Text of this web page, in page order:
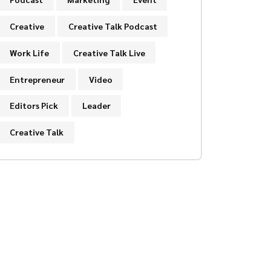
Creative Creative Talk Podcast
Work Life Creative Talk Live
Entrepreneur Video
Editors Pick Leader
Creative Talk